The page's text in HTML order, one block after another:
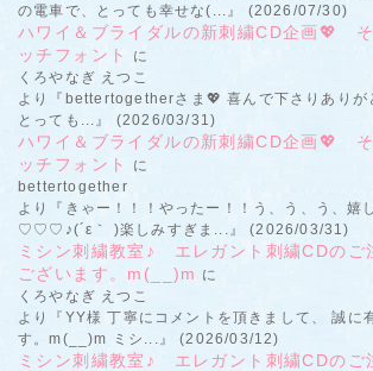
の電車で、とっても幸せな(...』 (2026/07/30)
ハワイ＆ブライダルの新刺繍CD企画💖
ッチフォント
に
くろやなぎ えつこ
より『bettertogetherさま💖 喜んで下さりありが
とっても...』 (2026/03/31)
ハワイ＆ブライダルの新刺繍CD企画💖
ッチフォント
に
bettertogether
より『きゃー！！！やったー！！う、う、う、嬉
♡♡♡♪(´ε｀ )楽しみすぎま...』 (2026/03/31)
ミシン刺繍教室♪ エレガント刺繍CDのご
ございます。m(__)m に
くろやなぎ えつこ
より『YY様 丁寧にコメントを頂きまして、 誠に
す。m(__)m ミシ...』 (2026/03/12)
ミシン刺繍教室♪ エレガント刺繍CDのご